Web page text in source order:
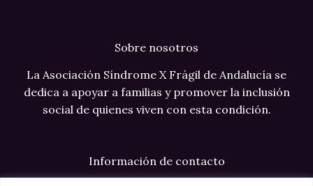
Sobre nosotros
La Asociación Síndrome X Frágil de Andalucía se
dedica a apoyar a familias y promover la inclusión
social de quienes viven con esta condición.
Información de contacto